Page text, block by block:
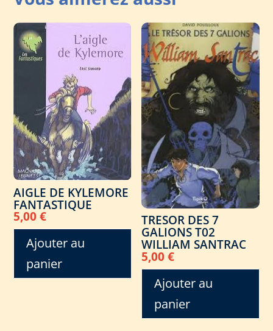
AIGLE DE KYLEMORE
FANTASTIQUE
5,00€
Ajouter au
panier
TRESOR DES 7
GALIONS T02
WILLIAM SANTRAC
5,00€
Ajouter au
panier